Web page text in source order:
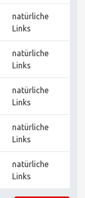
natürliche
Links
natürliche
Links
natürliche
Links
natürliche
Links
natürliche
Links